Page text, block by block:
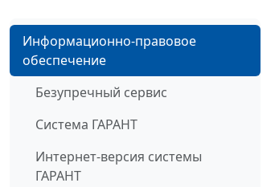
Информационно-правовое
обеспечение
Безупречный сервис
Система ГАРАНТ
Интернет-версия системы
ГАРАНТ